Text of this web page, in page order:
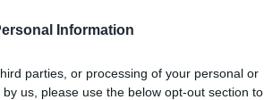
Information
parties, or processing of your personal or
us, please use the below opt-out section to
ljus.